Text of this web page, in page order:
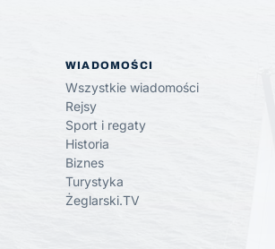
WIADOMOŚCI
Wszystkie wiadomości
Rejsy
Sport i regaty
Historia
Biznes
Turystyka
Żeglarski.TV